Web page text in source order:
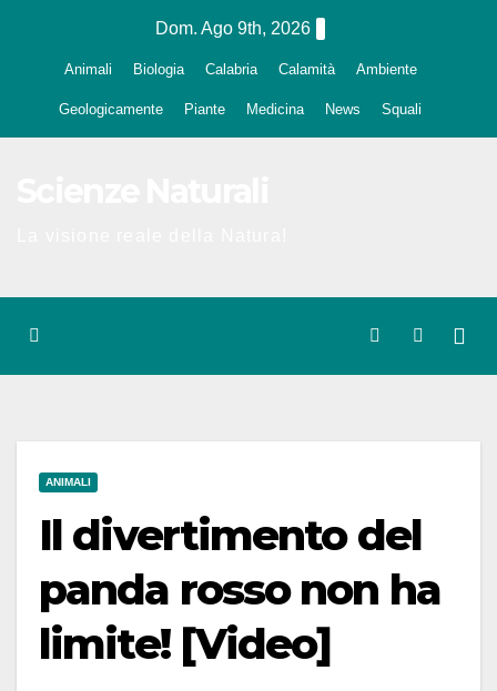
Dom. Ago 9th, 2026
Animali Biologia Calabria Calamità Ambiente
Geologicamente Piante Medicina News Squali
ANIMALI
Il divertimento del
panda rosso non ha
limite! [Video]